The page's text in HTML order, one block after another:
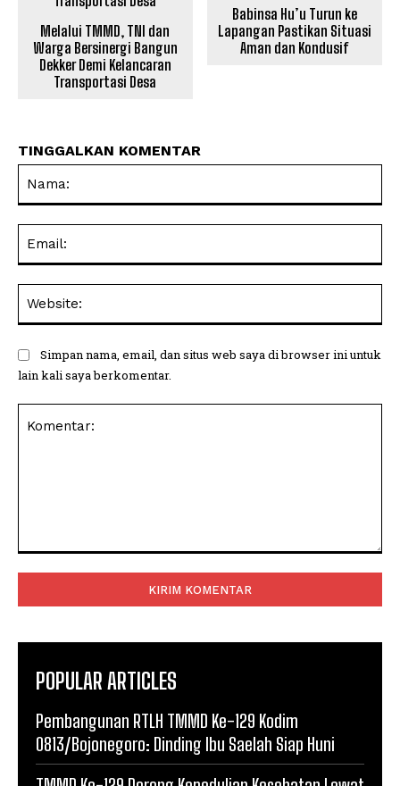
Melalui TMMD, TNI dan
Warga Bersinergi Bangun
Dekker Demi Kelancaran
Transportasi Desa
Babinsa Hu’u Turun ke
Lapangan Pastikan Situasi
Aman dan Kondusif
TINGGALKAN KOMENTAR
Simpan nama, email, dan situs web saya di browser ini untuk
lain kali saya berkomentar.
POPULAR ARTICLES
Pembangunan RTLH TMMD Ke-129 Kodim
0813/Bojonegoro: Dinding Ibu Saelah Siap Huni